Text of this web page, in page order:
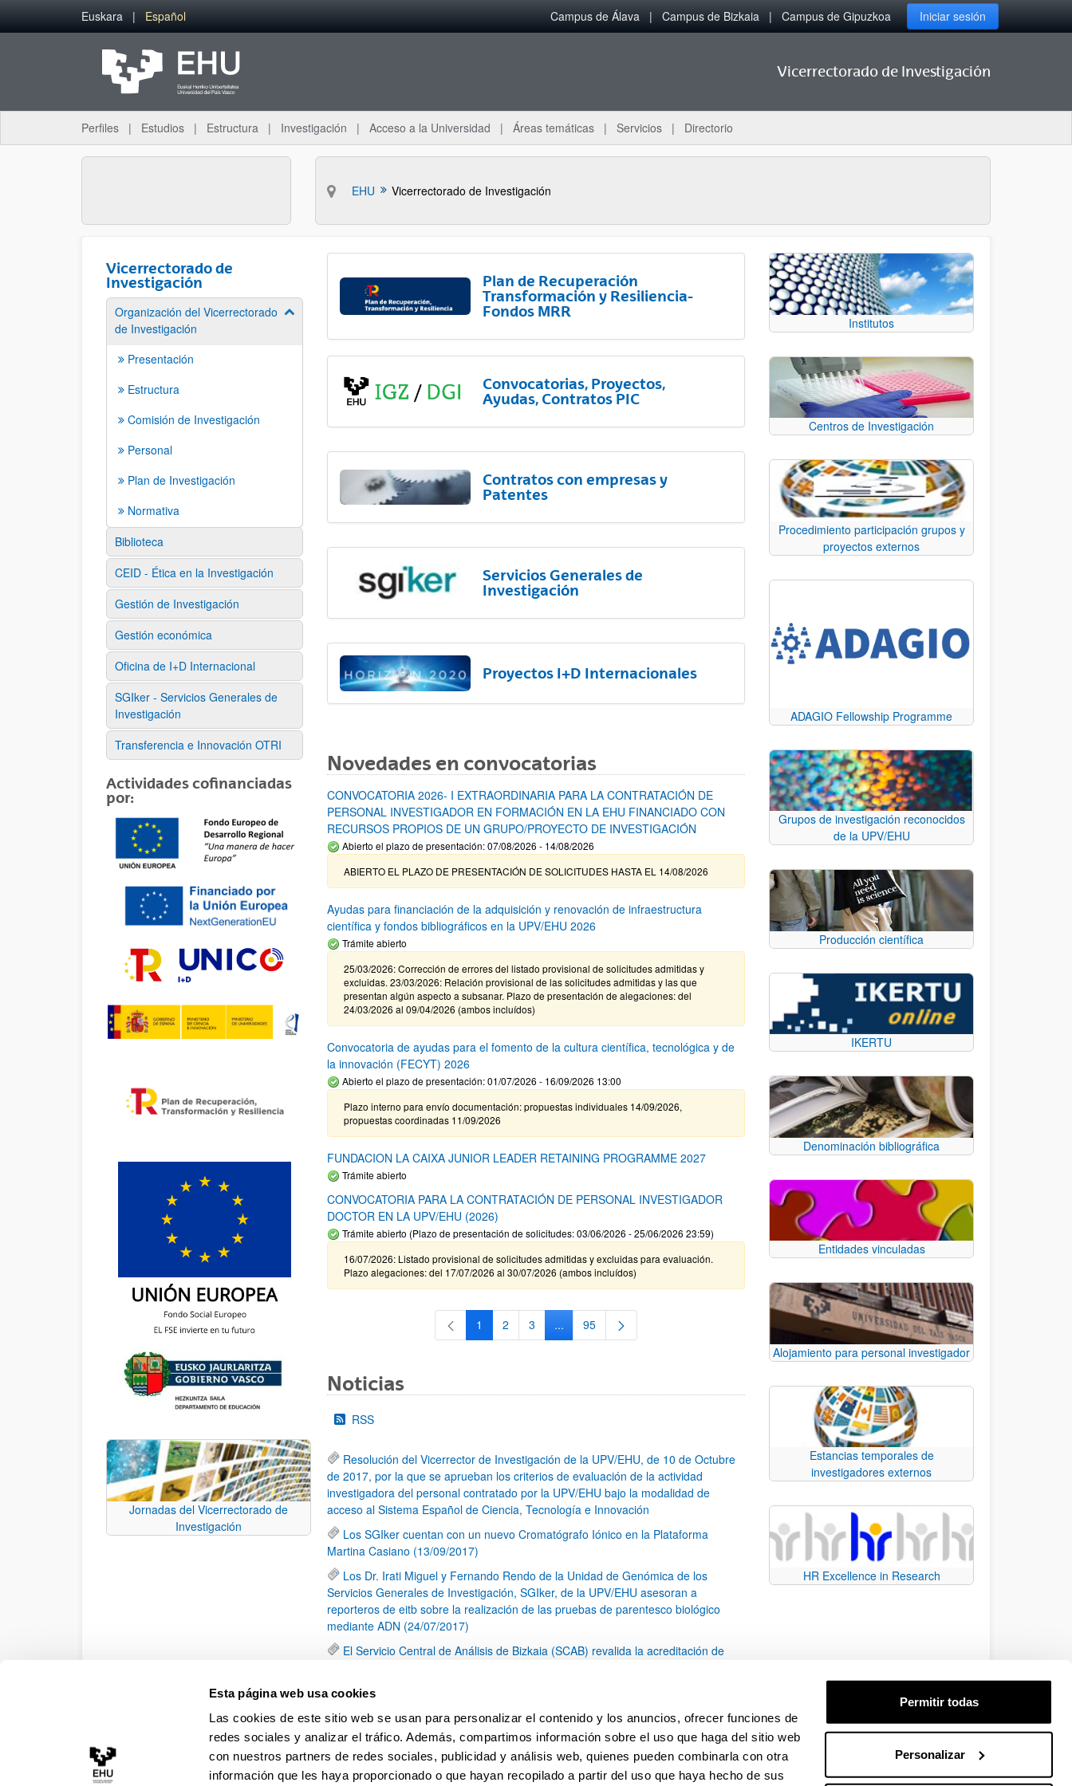
Esta página web usa cookies
Las cookies de este sitio web se usan para personalizar el contenido y los anuncios, ofrecer funciones de
redes sociales y analizar el tráfico. Además, compartimos información sobre el uso que haga del sitio web
con nuestros partners de redes sociales, publicidad y análisis web, quienes pueden combinarla con otra
información que les haya proporcionado o que hayan recopilado a partir del uso que haya hecho de sus
Permitir todas
Personalizar
Saltar al contenido principal
Euskara Español Campus de Álava Campus de Bizkaia Campus de Gipuzkoa Iniciar sesión
Vicerrectorado de Investigación
Perfiles Estudios Estructura Investigación Acceso a la Universidad Áreas temáticas Servicios Directorio
EHU Vicerrectorado de Investigación
Vicerrectorado de
Investigación
Organización del Vicerrectorado
de Investigación
Mostrar/ocultar subpáginas
Presentación
Estructura
Comisión de Investigación
Personal
Plan de Investigación
Normativa
Biblioteca
CEID - Ética en la Investigación
Gestión de Investigación
Gestión económica
Oficina de I+D Internacional
SGIker - Servicios Generales de
Investigación
Transferencia e Innovación OTRI
Actividades cofinanciadas
por:
Jornadas del Vicerrectorado de
Investigación
Plan de Recuperación
Transformación y Resiliencia-
Fondos MRR
Convocatorias, Proyectos,
Ayudas, Contratos PIC
Contratos con empresas y
Patentes
Servicios Generales de
Investigación
Proyectos I+D Internacionales
Novedades en convocatorias
CONVOCATORIA 2026- I EXTRAORDINARIA PARA LA CONTRATACIÓN DE
PERSONAL INVESTIGADOR EN FORMACIÓN EN LA EHU FINANCIADO CON
RECURSOS PROPIOS DE UN GRUPO/PROYECTO DE INVESTIGACIÓN
Abierto el plazo de presentación: 07/08/2026 - 14/08/2026
ABIERTO EL PLAZO DE PRESENTACIÓN DE SOLICITUDES HASTA EL 14/08/2026
Ayudas para financiación de la adquisición y renovación de infraestructura
científica y fondos bibliográficos en la UPV/EHU 2026
Trámite abierto
25/03/2026: Corrección de errores del listado provisional de solicitudes admitidas y
excluidas. 23/03/2026: Relación provisional de las solicitudes admitidas y las que
presentan algún aspecto a subsanar. Plazo de presentación de alegaciones: del
24/03/2026 al 09/04/2026 (ambos incluídos)
Convocatoria de ayudas para el fomento de la cultura científica, tecnológica y de
la innovación (FECYT) 2026
Abierto el plazo de presentación: 01/07/2026 - 16/09/2026 13:00
Plazo interno para envío documentación: propuestas individuales 14/09/2026,
propuestas coordinadas 11/09/2026
FUNDACION LA CAIXA JUNIOR LEADER RETAINING PROGRAMME 2027
Trámite abierto
CONVOCATORIA PARA LA CONTRATACIÓN DE PERSONAL INVESTIGADOR
DOCTOR EN LA UPV/EHU (2026)
Trámite abierto (Plazo de presentación de solicitudes: 03/06/2026 - 25/06/2026 23:59)
16/07/2026: Listado provisional de solicitudes admitidas y excluidas para evaluación.
Plazo alegaciones: del 17/07/2026 al 30/07/2026 (ambos incluídos)
Página
1 Página
2 Página
3 ...Páginas intermedias Use TAB para desplazarse.
Página
95
Noticias
RSS
Resolución del Vicerrector de Investigación de la UPV/EHU, de 10 de Octubre
de 2017, por la que se aprueban los criterios de evaluación de la actividad
investigadora del personal contratado por la UPV/EHU bajo la modalidad de
acceso al Sistema Español de Ciencia, Tecnología e Innovación
Los SGIker cuentan con un nuevo Cromatógrafo Iónico en la Plataforma
Martina Casiano (13/09/2017)
Los Dr. Irati Miguel y Fernando Rendo de la Unidad de Genómica de los
Servicios Generales de Investigación, SGIker, de la UPV/EHU asesoran a
reporteros de eitb sobre la realización de las pruebas de parentesco biológico
mediante ADN (24/07/2017)
El Servicio Central de Análisis de Bizkaia (SCAB) revalida la acreditación de
Los SGIker participan en el XIV Foro Internacional sobre Evaluación de la
junio de 2017) (03/07/2017)
Página
1 ...Páginas intermedias Use TAB para desplazarse.
Página
16 Página
17 Página
18 ...Páginas intermedias Use TAB para desplazarse.
Página
79
Institutos
Centros de Investigación
Procedimiento participación grupos y
proyectos externos
ADAGIO Fellowship Programme
Grupos de investigación reconocidos
de la UPV/EHU
Producción científica
IKERTU
Denominación bibliográfica
Entidades vinculadas
Alojamiento para personal investigador
Estancias temporales de
investigadores externos
HR Excellence in Research